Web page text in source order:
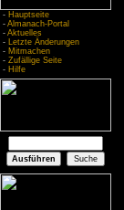
- Hauptseite
- Almanach-Portal
- Aktuelles
- Letzte Änderungen
- Mitmachen
- Zufällige Seite
- Hilfe